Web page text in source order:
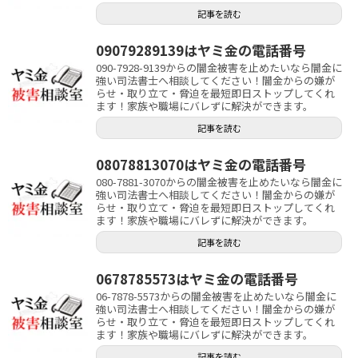
記事を読む
09079289139はヤミ金の電話番号
090-7928-9139からの闇金被害を止めたいなら闇金に
強い司法書士へ相談してください！闇金からの嫌が
らせ・取り立て・脅迫を最短即日ストップしてくれ
ます！家族や職場にバレずに解決ができます。
記事を読む
08078813070はヤミ金の電話番号
080-7881-3070からの闇金被害を止めたいなら闇金に
強い司法書士へ相談してください！闇金からの嫌が
らせ・取り立て・脅迫を最短即日ストップしてくれ
ます！家族や職場にバレずに解決ができます。
記事を読む
0678785573はヤミ金の電話番号
06-7878-5573からの闇金被害を止めたいなら闇金に
強い司法書士へ相談してください！闇金からの嫌が
らせ・取り立て・脅迫を最短即日ストップしてくれ
ます！家族や職場にバレずに解決ができます。